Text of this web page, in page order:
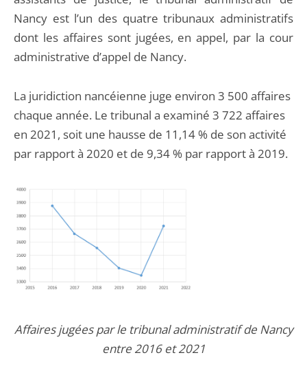
Nancy est l’un des quatre tribunaux administratifs
dont les affaires sont jugées, en appel, par la cour
administrative d’appel de Nancy.
La juridiction nancéienne juge environ 3 500 affaires
chaque année. Le tribunal a examiné 3 722 affaires
en 2021, soit une hausse de 11,14 % de son activité
par rapport à 2020 et de 9,34 % par rapport à 2019.
Affaires jugées par le tribunal administratif de Nancy
entre 2016 et 2021